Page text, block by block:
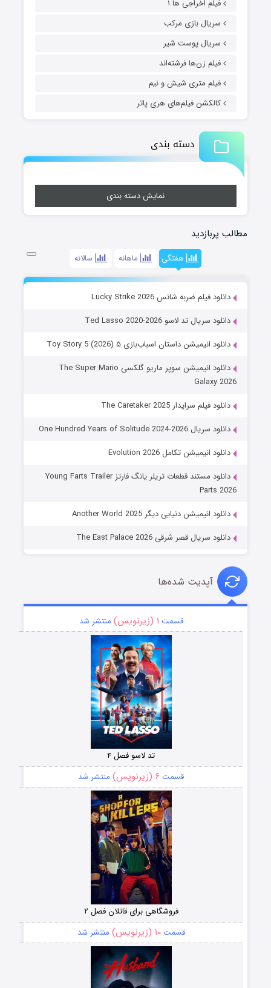
فیلم اخراجی ها ۱
سریال بازی مرکب
سریال پوست شیر
فیلم زن‌ها فرشته‌اند
فیلم متری شیش و نیم
کالکشن فیلم‌های هری پاتر
دسته بندی
نمایش دسته بندی
مطالب پربازدید
هفتگی ماهانه سالانه
دانلود فیلم ضربه شانس Lucky Strike 2026
دانلود سریال تد لاسو Ted Lasso 2020-2026
دانلود انیمیشن داستان اسباب‌بازی ۵ Toy Story 5 (2026)
دانلود انیمیشن سوپر ماریو گلکسی The Super Mario
Galaxy 2026
دانلود فیلم سرایدار The Caretaker 2025
دانلود سریال One Hundred Years of Solitude 2024-2026
دانلود انیمیشن تکامل Evolution 2026
دانلود مستند قطعات تریلر یانگ فارتز Young Farts Trailer
Parts 2026
دانلود انیمیشن دنیایی دیگر Another World 2025
دانلود سریال قصر شرقی The East Palace 2026
آپدیت شده‌ها
قسمت ۱ (زیرنویس) منتشر شد
تد لاسو فصل ۴
قسمت ۶ (زیرنویس) منتشر شد
فروشگاهی برای قاتلان فصل ۲
قسمت۱۰ (زیرنویس) منتشر شد